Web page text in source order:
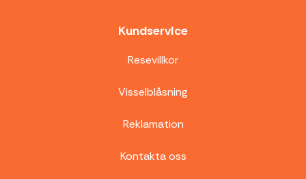
Kundservice
Resevillkor
Visselblåsning
Reklamation
Kontakta oss